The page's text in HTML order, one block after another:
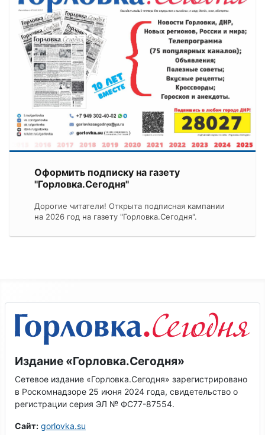
Оформить подписку на газету
"Горловка.Сегодня"
Дорогие читатели! Открыта подписная кампании
на 2026 год на газету "Горловка.Сегодня".
Издание «Горловка.Сегодня»
Сетевое издание «Горловка.Сегодня» зарегистрировано
в Роскомнадзоре 25 июня 2024 года, свидетельство о
регистрации серия ЭЛ № ФС77-87554.
Сайт: gorlovka.su